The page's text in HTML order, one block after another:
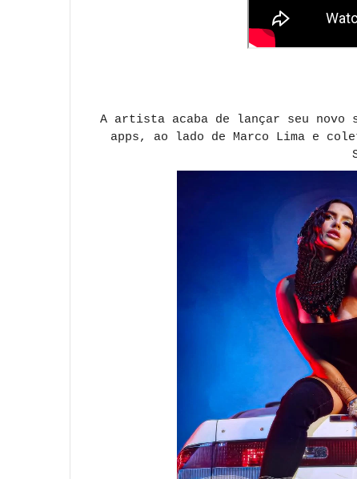
A artista acaba de lançar seu novo
apps, ao lado de Marco Lima e